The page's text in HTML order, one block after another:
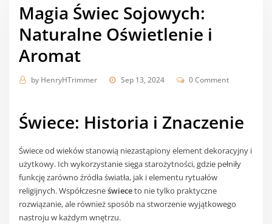
Magia Świec Sojowych:
Naturalne Oświetlenie i
Aromat
by HenryHTrimmer Sep 13, 2024 0 Comment
Świece: Historia i Znaczenie
Świece od wieków stanowią niezastąpiony element dekoracyjny i
użytkowy. Ich wykorzystanie sięga starożytności, gdzie pełniły
funkcję zarówno źródła światła, jak i elementu rytuałów
religijnych. Współczesneświeceto nie tylko praktyczne
rozwiązanie, ale również sposób na stworzenie wyjątkowego
nastroju w każdym wnętrzu.